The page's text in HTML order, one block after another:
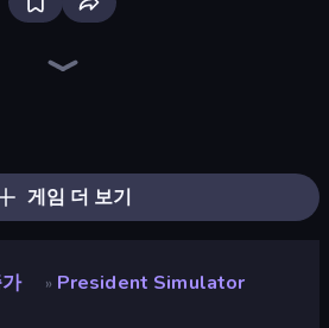
게임 더 보기
» President Simulator